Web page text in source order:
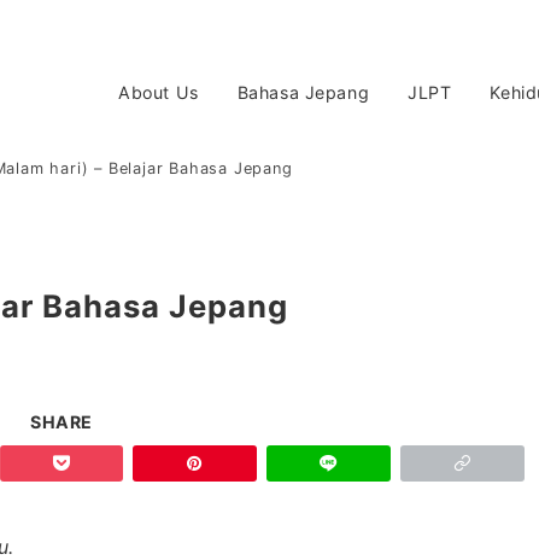
About Us Bahasa Jepang JLPT
hari) – Belajar Bahasa Jepang
Bahasa Jepang
SHARE